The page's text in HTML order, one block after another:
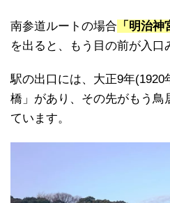
南参道ルートの場合 「明治
を出ると、もう目の前が入口
駅の出口には、大正9年
橋」があり、その先がもう鳥
ています。